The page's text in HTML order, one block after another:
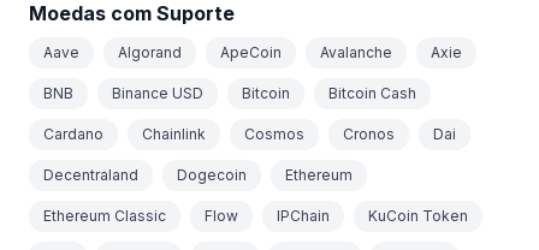
Moedas com Suporte
Aave Algorand ApeCoin Avalanche Axie
BNB Binance USD Bitcoin Bitcoin Cash
Cardano Chainlink Cosmos Cronos Dai
Decentraland Dogecoin Ethereum
Ethereum Classic Flow IPChain KuCoin Token